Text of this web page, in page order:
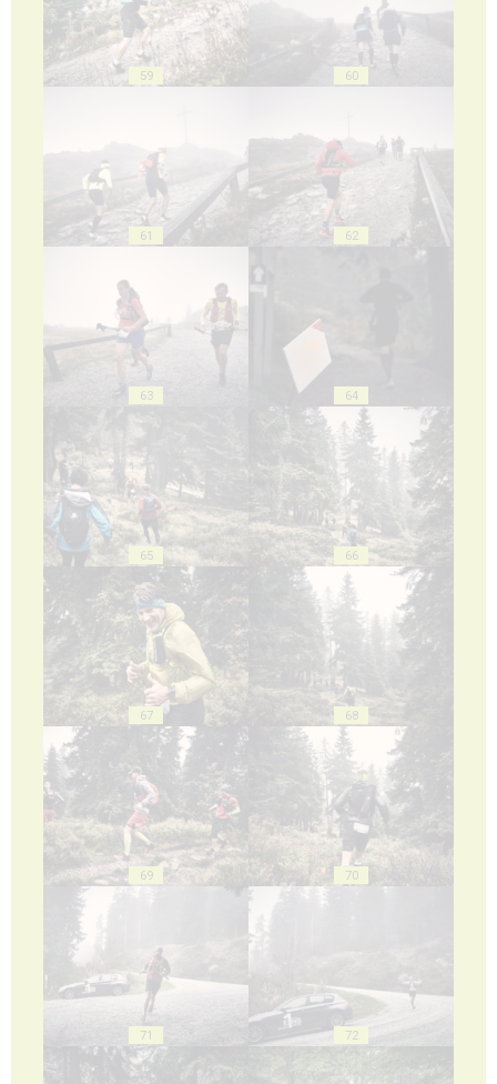
59 60
61 62
63 64
65 66
67 68
69 70
71 72